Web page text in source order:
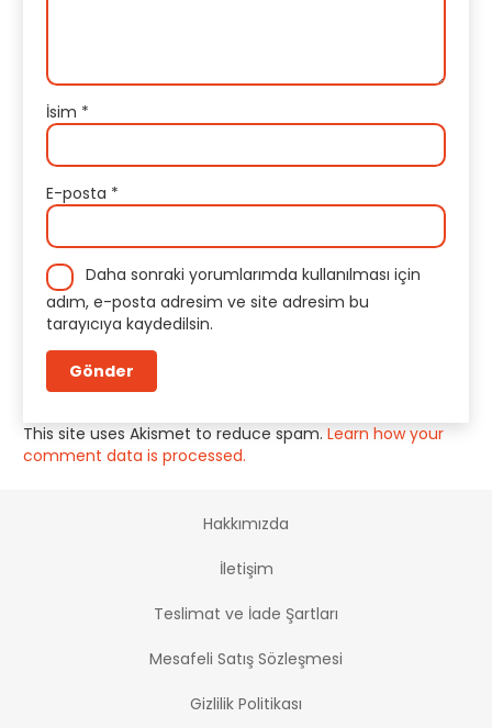
İsim *
E-posta *
Daha sonraki yorumlarımda kullanılması için
adım, e-posta adresim ve site adresim bu
tarayıcıya kaydedilsin.
This site uses Akismet to reduce spam. Learn how your
comment data is processed.
Hakkımızda
İletişim
Teslimat ve İade Şartları
Mesafeli Satış Sözleşmesi
Gizlilik Politikası